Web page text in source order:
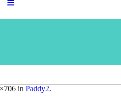
in Paddy2.